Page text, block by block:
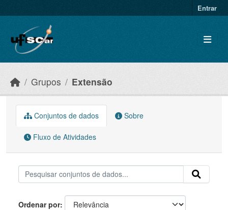
Entrar
Grupos Extensão
Conjuntos de dados Sobre
Fluxo de Atividades
Ordenar por